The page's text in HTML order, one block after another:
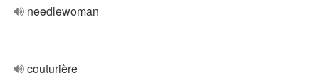
needlewoman
couturière